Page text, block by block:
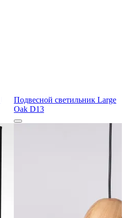
Подвесной светильник Large
Oak D13